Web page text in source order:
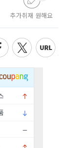
추가취재 원해요